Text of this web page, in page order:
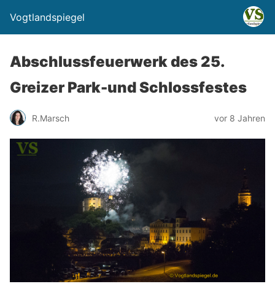
Vogtlandspiegel
Abschlussfeuerwerk des 25.
Greizer Park-und Schlossfestes
R.Marsch vor 8 Jahren